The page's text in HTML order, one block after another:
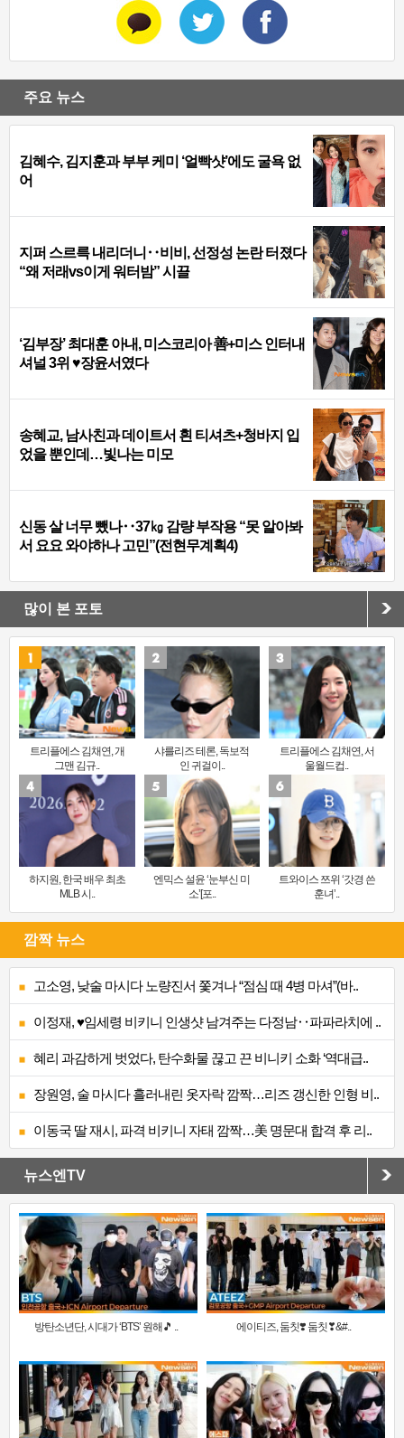
주요 뉴스
김혜수, 김지훈과 부부 케미 ‘얼빡샷’에도 굴욕 없
어
지퍼 스르륵 내리더니‥비비, 선정성 논란 터졌다
“왜 저래vs이게 워터밤” 시끌
‘김부장’ 최대훈 아내, 미스코리아 善+미스 인터내
셔널 3위 ♥장윤서였다
송혜교, 남사친과 데이트서 흰 티셔츠+청바지 입
었을 뿐인데…빛나는 미모
신동 살 너무 뺐나‥37㎏ 감량 부작용 “못 알아봐
서 요요 와야하나 고민”(전현무계획4)
많이 본 포토
트리플에스 김채연, 개
그맨 김규..
샤를리즈 테론, 독보적
인 귀걸이..
트리플에스 김채연, 서
울월드컵..
하지원, 한국 배우 최초
MLB 시..
엔믹스 설윤 ‘눈부신 미
소’[포..
트와이스 쯔위 ‘갓경 쓴
훈녀’..
깜짝 뉴스
고소영, 낮술 마시다 노량진서 쫓겨나 “점심 때 4병 마셔”(바..
이정재, ♥임세령 비키니 인생샷 남겨주는 다정남‥파파라치에 ..
혜리 과감하게 벗었다, 탄수화물 끊고 끈 비니키 소화 ‘역대급..
장원영, 술 마시다 흘러내린 옷자락 깜짝…리즈 갱신한 인형 비..
이동국 딸 재시, 파격 비키니 자태 깜짝…美 명문대 합격 후 리..
뉴스엔TV
방탄소년단, 시대가 ‘BTS’ 원해🎵 .. 에이티즈, 둠칫❣️ 둠칫❣&#..